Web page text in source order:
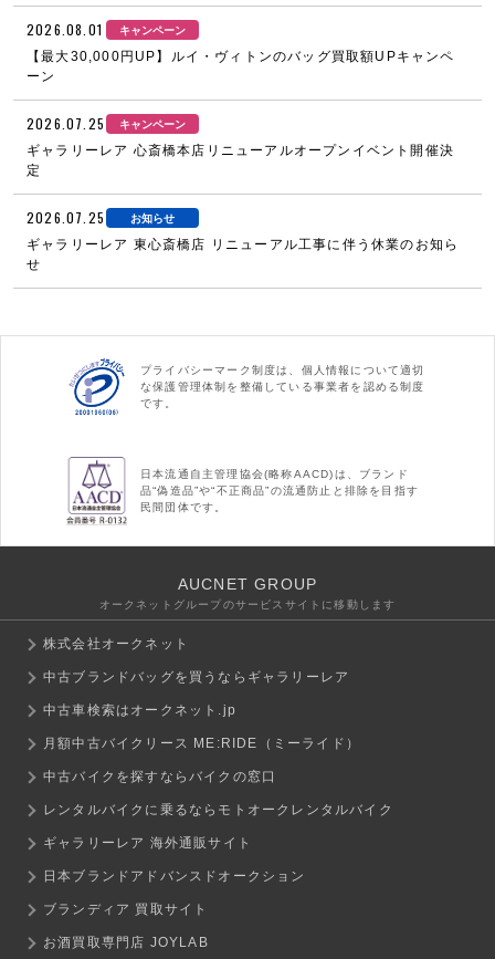
2026.08.01 キャンペーン
【最大30,000円UP】ルイ・ヴィトンのバッグ買取額UPキャンペ
ーン
2026.07.25 キャンペーン
ギャラリーレア 心斎橋本店リニューアルオープンイベント開催決
定
2026.07.25 お知らせ
ギャラリーレア 東心斎橋店 リニューアル工事に伴う休業のお知ら
せ
プライバシーマーク制度は、個人情報について適切
な保護管理体制を整備している事業者を認める制度
です。
日本流通自主管理協会(略称AACD)は、ブランド
品“偽造品”や“不正商品”の流通防止と排除を目指す
民間団体です。
AUCNET GROUP
オークネットグループのサービスサイトに移動します
株式会社オークネット
中古ブランドバッグを買うならギャラリーレア
中古車検索はオークネット.jp
月額中古バイクリース ME:RIDE（ミーライド）
中古バイクを探すならバイクの窓口
レンタルバイクに乗るならモトオークレンタルバイク
ギャラリーレア 海外通販サイト
日本ブランドアドバンスドオークション
ブランディア 買取サイト
お酒買取専門店 JOYLAB